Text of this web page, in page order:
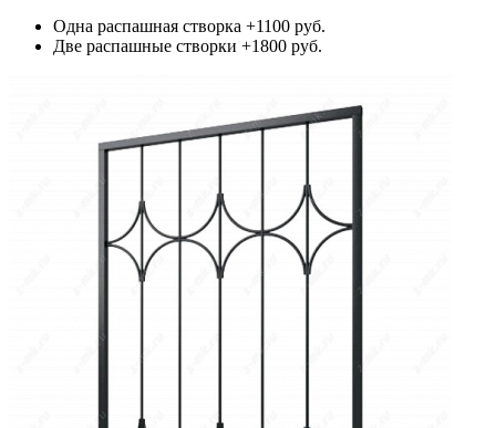
Одна распашная створка +1100 руб.
Две распашные створки +1800 руб.